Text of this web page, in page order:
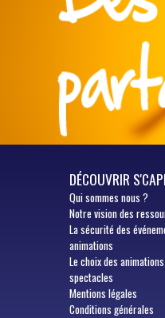
DÉCOUVRIR
Quisommes nous ?
Notre vision des
La sécurité des
animations
Le choix des
spectacles
Mentions légales
Conditions générales